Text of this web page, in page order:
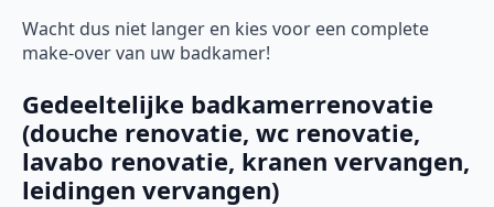
Wacht dus niet langer en kies voor een complete
make-over van uw badkamer!
Gedeeltelijke badkamerrenovatie
(douche renovatie, wc renovatie,
lavabo renovatie, kranen vervangen,
leidingen vervangen)